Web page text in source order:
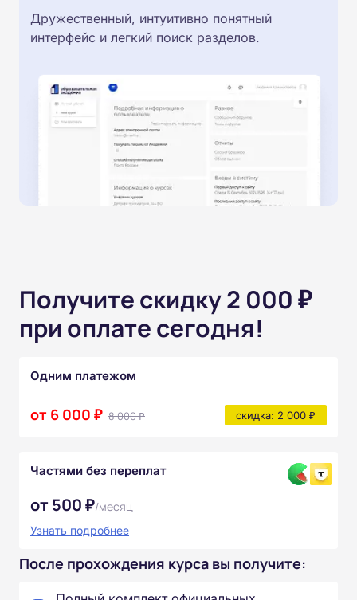
Дружественный, интуитивно понятный
интерфейс и легкий поиск разделов.
Получите скидку 2 000 ₽
при оплате сегодня!
Одним платежом
от 6 000 ₽ 8 000 ₽ скидка: 2 000 ₽
Частями без переплат
от 500 ₽/месяц
Узнать подробнее
После прохождения курса вы получите: